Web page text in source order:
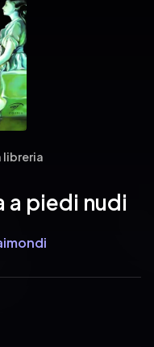
libreria
a piedi nudi